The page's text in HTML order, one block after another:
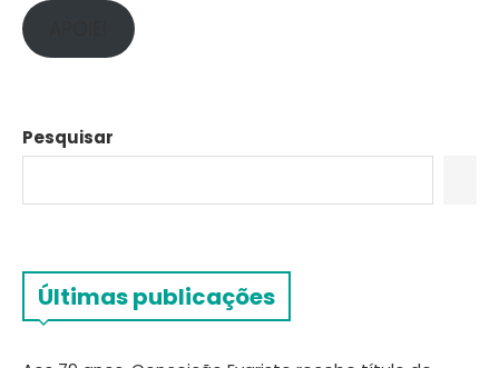
Pesquisar
Últimas publicações